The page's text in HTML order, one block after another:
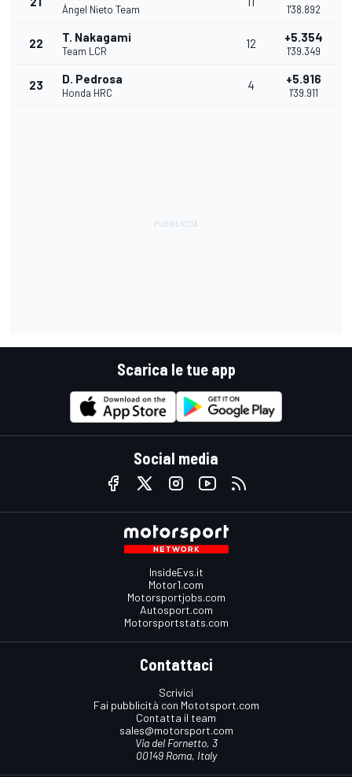
Ángel Nieto Team 1'38.892
22 T. Nakagami
Team LCR
12 +5.354
1'39.349
23 D. Pedrosa
Honda HRC
4 +5.916
1'39.911
Scarica le tue app
Social media
InsideEvs.it
Motor1.com
Motorsportjobs.com
Autosport.com
Motorsportstats.com
Contattaci
Scrivici
Fai pubblicità con Mototsport.com
Contatta il team
sales@motorsport.com
Via del Fornetto, 3
00149 Roma, Italy